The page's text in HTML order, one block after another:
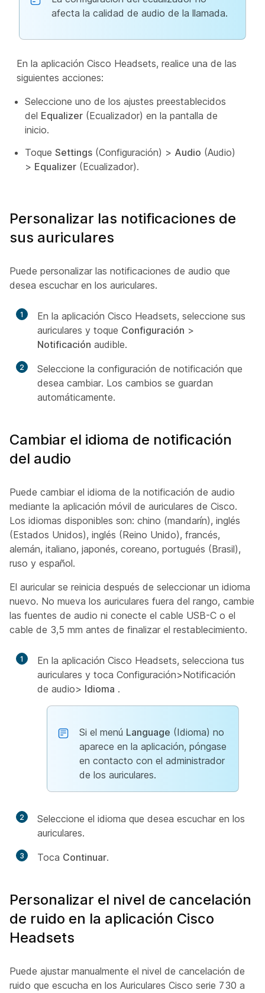
afecta la calidad de audio de la llamada.
En la aplicación Cisco Headsets, realice una de las
siguientes acciones:
Seleccione uno de los ajustes preestablecidos
del Equalizer (Ecualizador) en la pantalla de
inicio.
Toque Settings (Configuración) > Audio (Audio)
> Equalizer (Ecualizador).
Personalizar las notificaciones de
sus auriculares
Puede personalizar las notificaciones de audio que
desea escuchar en los auriculares.
1
En la aplicación Cisco Headsets, seleccione sus
auriculares y toque Configuración >
Notificación audible.
2
Seleccione la configuración de notificación que
desea cambiar. Los cambios se guardan
automáticamente.
Cambiar el idioma de notificación
del audio
Puede cambiar el idioma de la notificación de audio
mediante la aplicación móvil de auriculares de Cisco.
Los idiomas disponibles son: chino (mandarín), inglés
(Estados Unidos), inglés (Reino Unido), francés,
alemán, italiano, japonés, coreano, portugués (Brasil),
ruso y español.
El auricular se reinicia después de seleccionar un idioma
nuevo. No mueva los auriculares fuera del rango, cambie
las fuentes de audio ni conecte el cable USB-C o el
cable de 3,5 mm antes de finalizar el restablecimiento.
1
En la aplicación Cisco Headsets, selecciona tus
auriculares y toca Configuración>Notificación
de audio> Idioma .
Si el menú Language (Idioma) no
aparece en la aplicación, póngase
en contacto con el administrador
de los auriculares.
2
Seleccione el idioma que desea escuchar en los
auriculares.
3 Toca Continuar.
Personalizar el nivel de cancelación
de ruido en la aplicación Cisco
Headsets
Puede ajustar manualmente el nivel de cancelación de
ruido que escucha en los Auriculares Cisco serie 730 a